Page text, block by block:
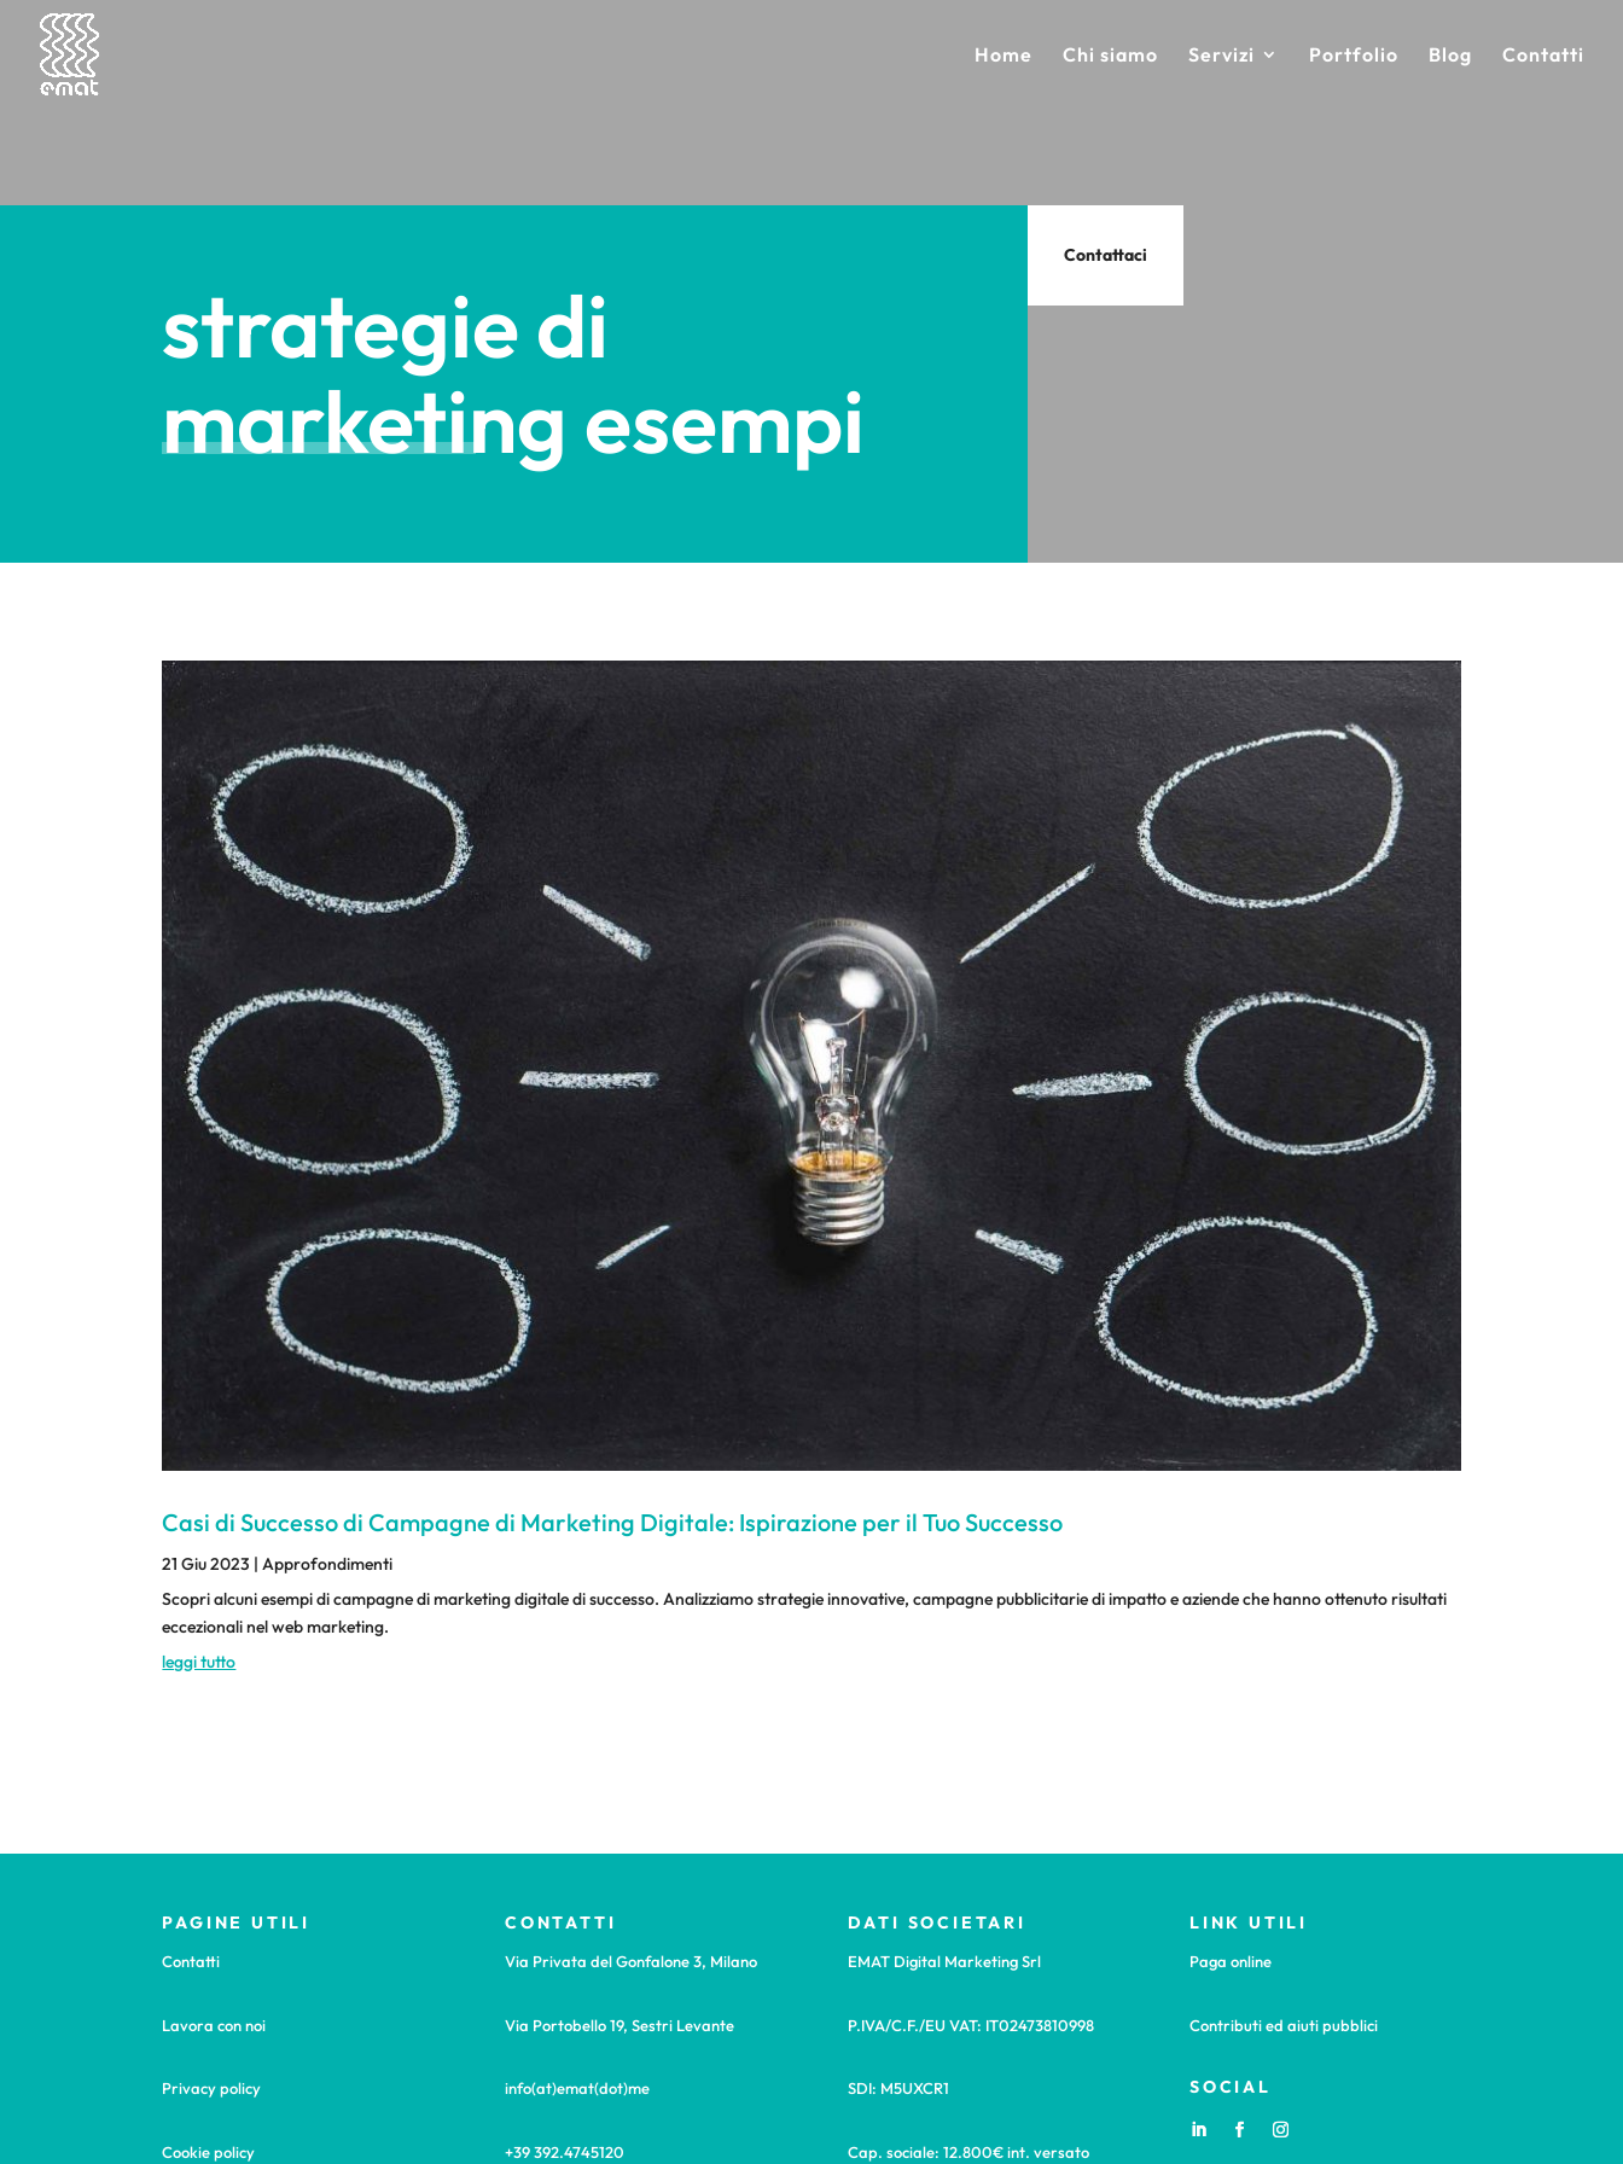
Home Chi siamo Servizi Portfolio Blog Contatti
strategie di
marketing esempi
Contattaci
Casi di Successo di Campagne di Marketing Digitale: Ispirazione per il Tuo Successo
21 Giu 2023 |Approfondimenti
Scopri alcuni esempi di campagne di marketing digitale di successo. Analizziamo strategie innovative, campagne pubblicitarie di impatto e aziende che hanno ottenuto risultati
eccezionali nel web marketing.
leggi tutto
PAGINE UTILI
Contatti
Lavora con noi
Privacy policy
Cookie policy
CONTATTI
Via Privata del Gonfalone 3, Milano
Via Portobello 19, Sestri Levante
info(at)emat(dot)me
+39 392.4745120
DATI SOCIETARI
EMAT Digital Marketing Srl
P.IVA/C.F./EU VAT: IT02473810998
SDI: M5UXCR1
Cap. sociale: 12.800€ int. versato
LINK UTILI
Paga online
Contributi ed aiuti pubblici
SOCIAL